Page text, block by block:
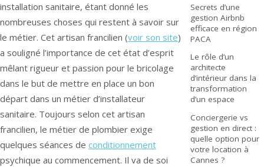
installation sanitaire, étant donné les
nombreuses choses qui restent à savoir sur
le métier. Cet artisan francilien (voir son site)
a souligné l’importance de cet état d’esprit
mêlant rigueur et passion pour le bricolage
dans le but de mettre en place un bon
départ dans un métier d’installateur
sanitaire. Toujours selon cet artisan
francilien, le métier de plombier exige
quelques séances de conditionnement
psychique au commencement. Il va de soi
Secrets d’une
gestion Airbnb
efficace en région
PACA
Le rôle d’un
architecte
d’intérieur dans la
transformation
d’un espace
Conciergerie vs
gestion en direct :
quelle option pour
votre location à
Cannes ?